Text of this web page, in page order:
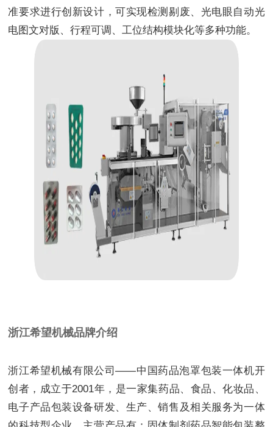
准要求进行创新设计，可实现检测剔废、光电眼自动光
电图文对版、行程可调、工位结构模块化等多种功能。
浙江希望机械品牌介绍
浙江希望机械有限公司——中国药品泡罩包装一体机开
创者，成立于2001年，是一家集药品、食品、化妆品、
电子产品包装设备研发、生产、销售及相关服务为一体